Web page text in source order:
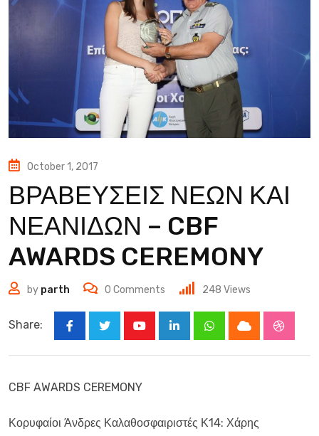
October 1, 2017
ΒΡΑΒΕΥΣΕΙΣ ΝΕΩΝ ΚΑΙ
ΝΕΑΝΙΔΩΝ – CBF
AWARDS CEREMONY
by parth 0 Comments 248 Views
Share:
LinkedInWhatsappCloud
CBF AWARDS CEREMONY
Κορυφαίοι Άνδρες Καλαθοσφαιριστές Κ14: Χάρης